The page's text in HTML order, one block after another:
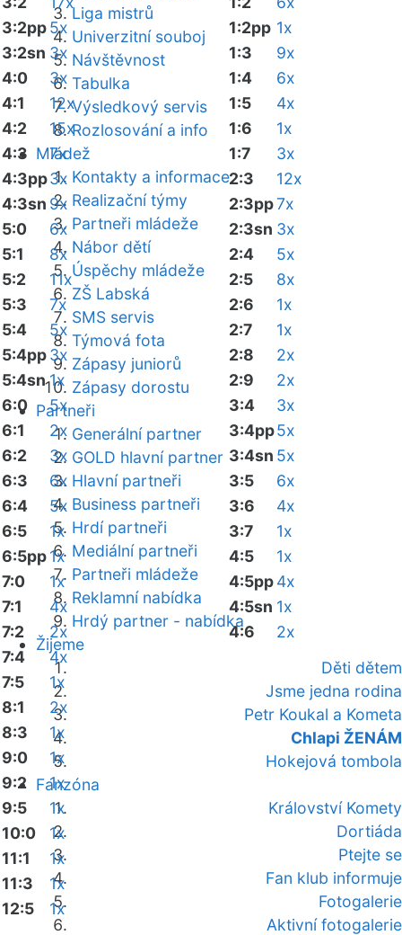
Liga mistrů
Univerzitní souboj
Návštěvnost
Tabulka
Výsledkový servis
Rozlosování a info
Mládež
Kontakty a informace
Realizační týmy
Partneři mládeže
Nábor dětí
Úspěchy mládeže
ZŠ Labská
SMS servis
Týmová fota
Zápasy juniorů
Zápasy dorostu
Partneři
Generální partner
GOLD hlavní partner
Hlavní partneři
Business partneři
Hrdí partneři
Mediální partneři
Partneři mládeže
Reklamní nabídka
Hrdý partner - nabídka
Žijeme
Děti dětem
Jsme jedna rodina
Petr Koukal a Kometa
Chlapi ŽENÁM
Hokejová tombola
Fanzóna
Království Komety
Dortiáda
Ptejte se
Fan klub informuje
Fotogalerie
Aktivní fotogalerie
3:2pp5x
3:2sn 3x
4:0
3x
4:1
12x
4:2
15x
4:3
7x
4:3pp3x
4:3sn 9x
5:0
6x
5:1
8x
5:2
11x
5:3
7x
5:4
5x
5:4pp3x
5:4sn1x
6:0
5x
6:1
2x
6:2
3x
6:3
6x
6:4
5x
6:5
1x
6:5pp1x
7:0
1x
7:1
4x
7:2
2x
7:4
4x
7:5
1x
8:1
2x
8:3
1x
9:0
1x
9:2
1x
9:5
1x
10:0
1x
11:1
1x
11:3
1x
12:5
1x
1:2pp 1x
1:3
9x
1:4
6x
1:5
4x
1:6
1x
1:7
3x
2:3
12x
2:3pp7x
2:3sn 3x
2:4
5x
2:5
8x
2:6
1x
2:7
1x
2:8
2x
2:9
2x
3:4
3x
3:4pp5x
3:4sn 5x
3:5
6x
3:6
4x
3:7
1x
4:5
1x
4:5pp4x
4:5sn 1x
4:6
2x